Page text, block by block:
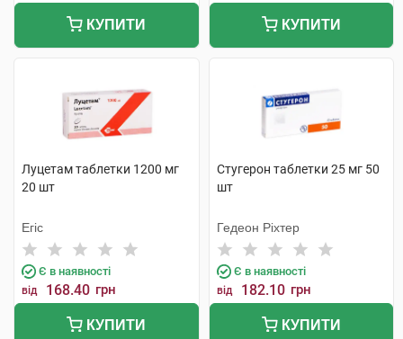
КУПИТИ КУПИТИ
Луцетам таблетки 1200 мг
20 шт
Егіс
Є в наявності
від 168.40 грн
КУПИТИ
Стугерон таблетки 25 мг 50
шт
Гедеон Ріхтер
Є в наявності
від 182.10 грн
КУПИТИ